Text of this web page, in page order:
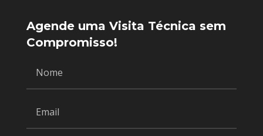
Agende uma Visita Técnica sem
Compromisso!